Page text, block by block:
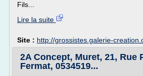
Fils...
Lire la suite
Site : http://grossistes.galerie-
2A Concept, Muret, 21, Rue
Fermat, 0534519...